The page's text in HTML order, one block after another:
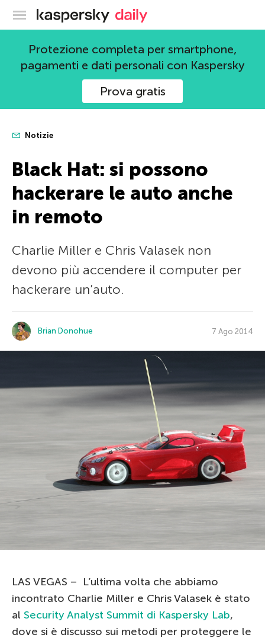
Blog ufficiale di Kaspersky
Protezione completa per smartphone,
pagamenti e dati personali con Kaspersky
Prova gratis
Notizie
Black Hat: si possono
hackerare le auto anche
in remoto
Charlie Miller e Chris Valasek non
devono più accendere il computer per
hackerare un’auto.
Brian Donohue 7 Ago 2014
LAS VEGAS – L’ultima volta che abbiamo
incontrato Charlie Miller e Chris Valasek è stato
al Security Analyst Summit di Kaspersky Lab,
dove si è discusso sui metodi per proteggere le